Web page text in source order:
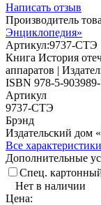
Написать отзыв
Производитель
Энциклопедия»
Артикул:9737-СТЭ
Книга История
аппаратов |
ISBN 978-5-
Артикул
9737-СТЭ
Брэнд
Издательский дом
Все характеристики
Дополнительные
Спец.
Нет в наличии
Цена: